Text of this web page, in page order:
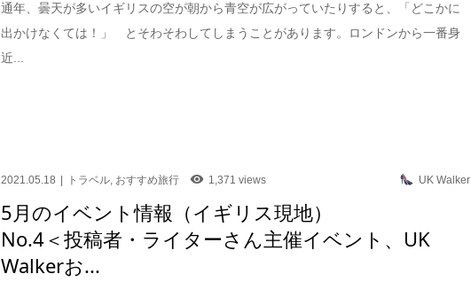
通年、曇天が多いイギリスの空が朝から青空が広がっていたりすると、「どこかに
出かけなくては！」 とそわそわしてしまうことがあります。ロンドンから一番身
近...
2021.05.18 トラベル おすすめ旅行 1,371 views UK Walker
5月のイベント情報（イギリス現地）
No.4＜投稿者・ライターさん主催イベント、UK
Walkerお...